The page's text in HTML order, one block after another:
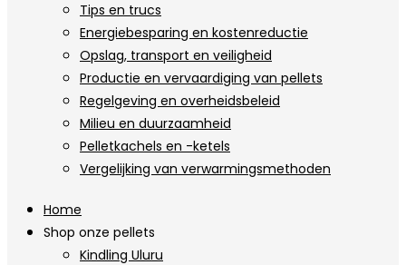
Tips en trucs
Energiebesparing en kostenreductie
Opslag, transport en veiligheid
Productie en vervaardiging van pellets
Regelgeving en overheidsbeleid
Milieu en duurzaamheid
Pelletkachels en -ketels
Vergelijking van verwarmingsmethoden
Home
Shop onze pellets
Kindling Uluru